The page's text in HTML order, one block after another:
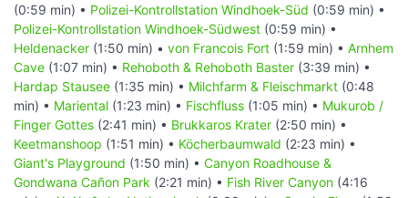
(0:59 min) • Polizei-Kontrollstation Windhoek-Süd (0:59 min) •
Polizei-Kontrollstation Windhoek-Südwest (0:59 min) •
Heldenacker (1:50 min) • von Francois Fort (1:59 min) • Arnhem
Cave (1:07 min) • Rehoboth & Rehoboth Baster (3:39 min) •
Hardap Stausee (1:35 min) • Milchfarm & Fleischmarkt (0:48
min) • Mariental (1:23 min) • Fischfluss (1:05 min) • Mukurob /
Finger Gottes (2:41 min) • Brukkaros Krater (2:50 min) •
Keetmanshoop (1:51 min) • Köcherbaumwald (2:23 min) •
Giant's Playground (1:50 min) • Canyon Roadhouse &
Gondwana Cañon Park (2:21 min) • Fish River Canyon (4:16